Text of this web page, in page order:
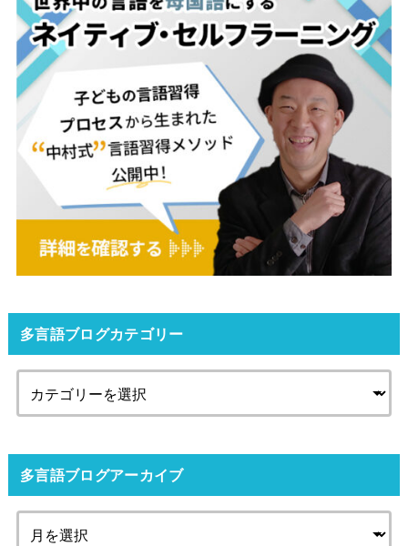
多言語ブログカテゴリー
多言語ブログアーカイブ